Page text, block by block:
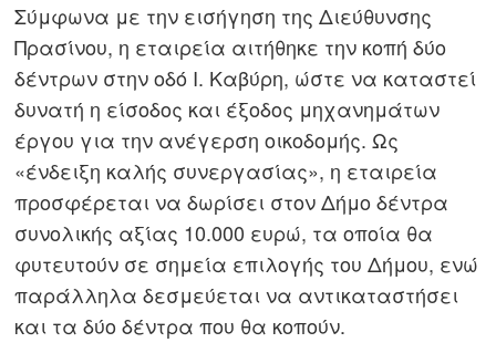
Σύμφωνα με την εισήγηση της Διεύθυνσης
Πρασίνου, η εταιρεία αιτήθηκε την κοπή δύο
δέντρων στην οδό Ι. Καβύρη, ώστε να καταστεί
δυνατή η είσοδος και έξοδος μηχανημάτων
έργου για την ανέγερση οικοδομής. Ως
«ένδειξη καλής συνεργασίας», η εταιρεία
προσφέρεται να δωρίσει στον Δήμο δέντρα
συνολικής αξίας 10.000 ευρώ, τα οποία θα
φυτευτούν σε σημεία επιλογής του Δήμου, ενώ
παράλληλα δεσμεύεται να αντικαταστήσει
και τα δύο δέντρα που θα κοπούν.